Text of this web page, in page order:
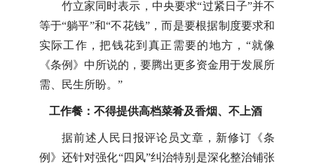
竹立家同时表示，中央要求“过紧日子”并不
等于“躺平”和“不花钱”，而是要根据制度要求和
实际工作，把钱花到真正需要的地方，“就像
《条例》中所说的，要腾出更多资金用于发展所
需、民生所盼。”
工作餐：不得提供高档菜肴及香烟、不上酒
据前述人民日报评论员文章，新修订《条
例》还针对强化“四风”纠治特别是深化整治铺张